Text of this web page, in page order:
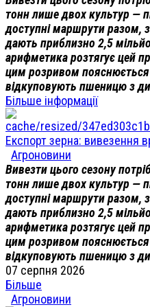
тонн лише двох культур —
доступні маршрути разом,
дають приблизно 2,5
арифметика розтягує цей
цим розривом
відкуповують пшеницю з
Більше інформації
Експорт зерна: вивезення
Агроновини
Вивезти цього сезону
тонн лише двох культур —
доступні маршрути разом,
дають приблизно 2,5
арифметика розтягує цей
цим розривом
відкуповують пшеницю з
07 серпня 2026
Більше
Агроновини